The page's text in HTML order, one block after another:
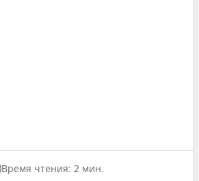
Время чтения: 2 мин.